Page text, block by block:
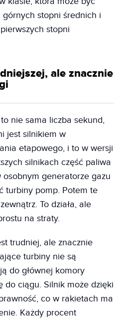
stopni średnich i
stopni
ale znacznie
nie sama liczba sekund,
jest silnikiem w
etapowego, i to w wersji
silnikach część paliwa
generatorze gazu
turbiny pomp. Potem te
To działa, ale
na straty.
trudniej, ale znacznie
turbiny nie są
do głównej komory
do ciągu. Silnik może dzięki
co w rakietach ma
Każdy procent